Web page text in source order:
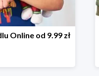
Online od 9.99 zł